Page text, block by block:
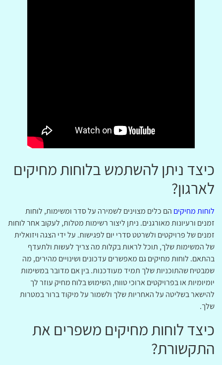
כיצד ניתן להשתמש בלוחות מחיקים
לארגון?
לוחות מחיקים הם כלים מצוינים לשמירה על סדר ומשימות, לוחות
זמנים ורעיונות מאורגנים. ניתן ליצור רשימות מטלות, לעקוב אחר לוחות
זמנים של פרויקטים ולשרטט סדרי יום לפגישות. על ידי הצגה ויזואלית
של המשימות שלך, תוכל לראות בקלות מה צריך לעשות ולתעדף
בהתאם. לוחות מחיקים גם מאפשרים עדכונים ושינויים מהירים, מה
שמבטיח שהתוכניות שלך תמיד מעודכנות. בין אם מדובר במשימות
יומיומיות או בפרויקטים ארוכי טווח, השימוש בלוח מחיק עוזר לך
להישאר בשליטה על האחריות שלך ולשמור על מיקוד ברור במטרות
שלך.
כיצד לוחות מחיקים משפרים את
התקשורת?